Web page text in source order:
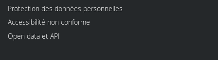
Protection des données personnelles
Accessibilité non conforme
Open data et API